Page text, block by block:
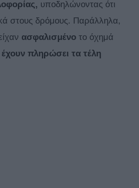
υποδηλώνοντας ότι
στους δρόμους. Παράλληλα,
ασφαλισμένο το όχημά
πληρώσει τα τέλη